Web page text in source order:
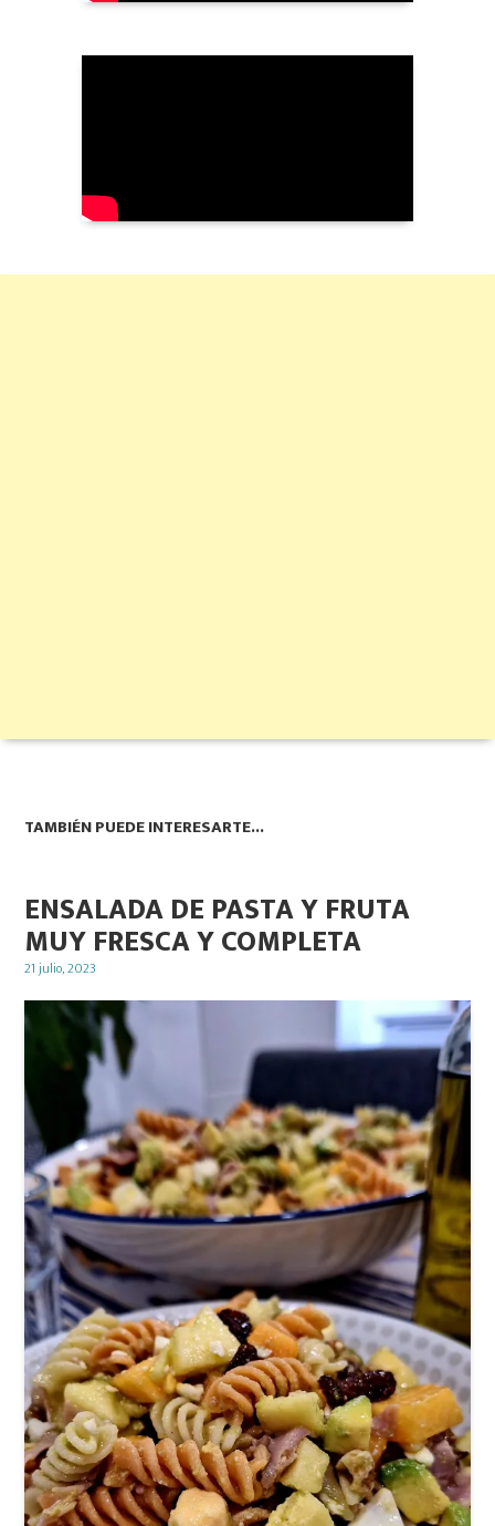
TAMBIÉN PUEDE INTERESARTE...
ENSALADA DE PASTA Y FRUTA
MUY FRESCA Y COMPLETA
Posted
21 julio, 2023